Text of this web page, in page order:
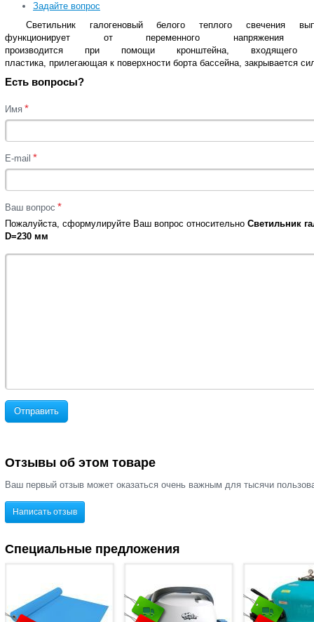
Задайте вопрос
Светильник галогеновый белого теплого свечения
функционирует от переменного
производится при помощи кронштейна,
пластика, прилегающая к поверхности борта бассейна, закрывается
Есть вопросы?
Имя *
E-mail *
Ваш вопрос *
Пожалуйста, сформулируйте Ваш вопрос относительно Cветильник
D=230 мм
Отправить
Отзывы об этом товаре
Ваш первый отзыв может оказаться очень важным для тысячи
Написать отзыв
Специальные предложения